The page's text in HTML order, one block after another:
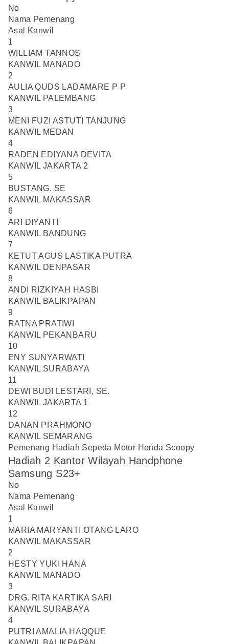
No
Nama Pemenang
Asal Kanwil
1
WILLIAM TANNOS
KANWIL MANADO
2
AULIA QUDS LADAMARE P P
KANWIL PALEMBANG
3
MENI FUZI ASTUTI TANJUNG
KANWIL MEDAN
4
RADEN EDIYANA DEVITA
KANWIL JAKARTA 2
5
BUSTANG. SE
KANWIL MAKASSAR
6
ARI DIYANTI
KANWIL BANDUNG
7
KETUT AGUS LASTIKA PUTRA
KANWIL DENPASAR
8
ANDI RIZKIYAH HASBI
KANWIL BALIKPAPAN
9
RATNA PRATIWI
KANWIL PEKANBARU
10
ENY SUNYARWATI
KANWIL SURABAYA
11
DEWI BUDI LESTARI, SE.
KANWIL JAKARTA 1
12
DANAN PRAHMONO
KANWIL SEMARANG
Pemenang Hadiah Sepeda Motor Honda Scoopy
Hadiah 2 Kantor Wilayah Handphone
Samsung S23+
No
Nama Pemenang
Asal Kanwil
1
MARIA MARYANTI OTANG LARO
KANWIL MAKASSAR
2
HESTY YUKI HANA
KANWIL MANADO
3
DRG. RITA KARTIKA SARI
KANWIL SURABAYA
4
PUTRI AMALIA HAQQUE